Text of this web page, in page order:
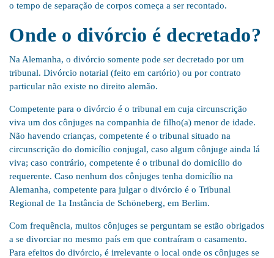
o tempo de separação de corpos começa a ser recontado.
Onde o divórcio é decretado?
Na Alemanha, o divórcio somente pode ser decretado por um
tribunal. Divórcio notarial (feito em cartório) ou por contrato
particular não existe no direito alemão.
Competente para o divórcio é o tribunal em cuja circunscrição
viva um dos cônjuges na companhia de filho(a) menor de idade.
Não havendo crianças, competente é o tribunal situado na
circunscrição do domicílio conjugal, caso algum cônjuge ainda lá
viva; caso contrário, competente é o tribunal do domicílio do
requerente. Caso nenhum dos cônjuges tenha domicílio na
Alemanha, competente para julgar o divórcio é o Tribunal
Regional de 1a Instância de Schöneberg, em Berlim.
Com frequência, muitos cônjuges se perguntam se estão obrigados
a se divorciar no mesmo país em que contraíram o casamento.
Para efeitos do divórcio, é irrelevante o local onde os cônjuges se